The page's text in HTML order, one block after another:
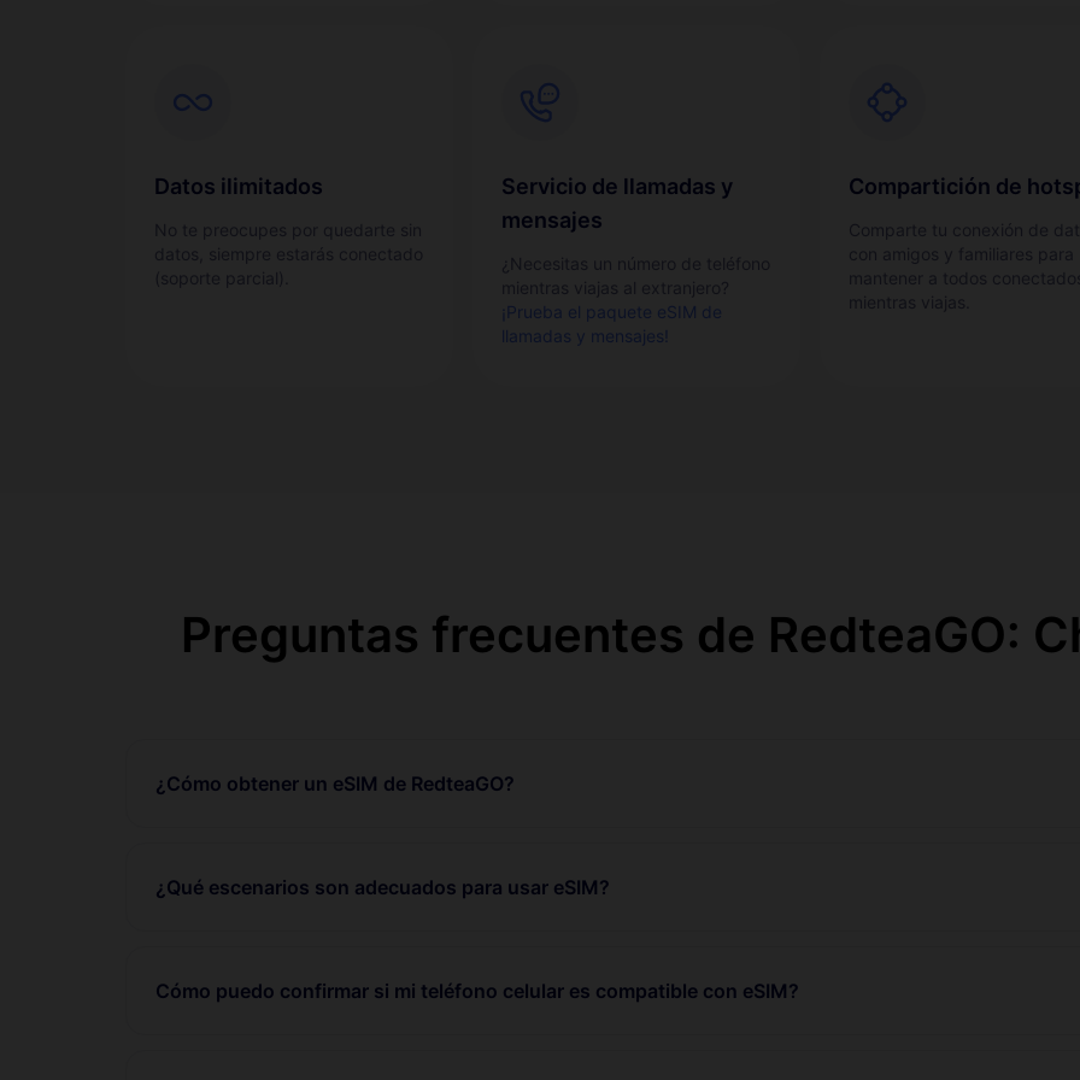
Datos ilimitados
Servicio de llamadas y
mensajes
¡Prueba el paquete eSIM de
llamadas y mensajes!
Compartición de
Preguntas frecuentes de RedteaGO:
¿Cómo obtener un eSIM de RedteaGO?
¿Qué escenarios son adecuados para usar eSIM?
Cómo puedo confirmar si mi teléfono celular es compatible con eSIM?